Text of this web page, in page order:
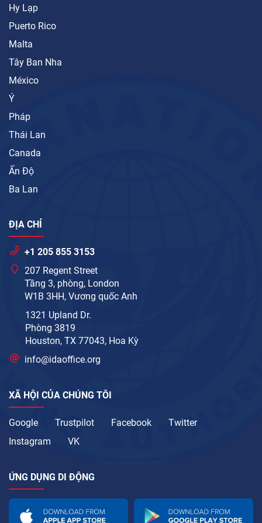
Hy Lạp
Puerto Rico
Malta
Tây Ban Nha
México
Ý
Pháp
Thái Lan
Canada
Ấn Độ
Ba Lan
ĐỊA CHỈ
+1 205 855 3153
207 Regent Street
Tầng 3, phòng, London
W1B 3HH, Vương quốc Anh
1321 Upland Dr.
Phòng 3819
Houston, TX 77043, Hoa Kỳ
info@idaoffice.org
XÃ HỘI CỦA CHÚNG TÔI
Google Trustpilot Facebook
Twitter
Instagram
VK
ỨNG DỤNG DI ĐỘNG